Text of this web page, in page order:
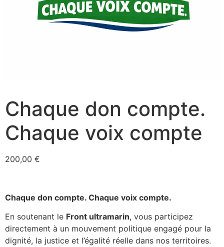
Chaque don compte.
Chaque voix compte
200,00 €
Chaque don compte. Chaque voix compte.
En soutenant le Front ultramarin, vous participez
directement à un mouvement politique engagé pour la
dignité, la justice et l’égalité réelle dans nos territoires.